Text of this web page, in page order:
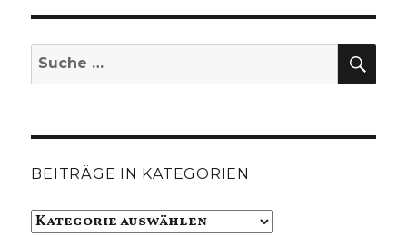
Suche
nach:
BEITRÄGE IN KATEGORIEN
Beiträge